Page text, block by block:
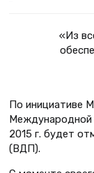
«Из
По инициативе
Международной
2015 г. будет
(ВДП).